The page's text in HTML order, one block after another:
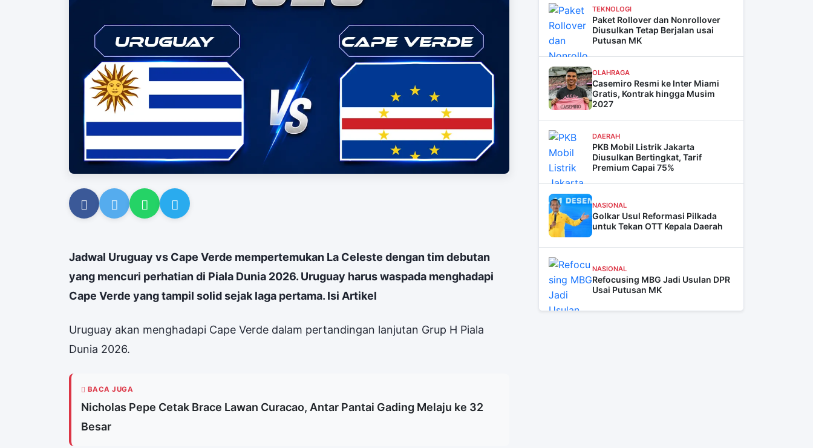
Jadwal Uruguay vs Cape Verde mempertemukan La Celeste dengan tim debutan
yang mencuri perhatian di Piala Dunia 2026. Uruguay harus waspada menghadapi
Cape Verde yang tampil solid sejak laga pertama. Isi Artikel
Uruguay akan menghadapi Cape Verde dalam pertandingan lanjutan Grup H Piala
Dunia 2026.
BACA JUGA
Nicholas Pepe Cetak Brace Lawan Curacao, Antar Pantai Gading Melaju ke 32
Besar
TEKNOLOGI
Paket Rollover dan Nonrollover
Diusulkan Tetap Berjalan usai
Putusan MK
OLAHRAGA
Casemiro Resmi ke Inter Miami
Gratis, Kontrak hingga Musim
2027
DAERAH
PKB Mobil Listrik Jakarta
Diusulkan Bertingkat, Tarif
Premium Capai 75%
NASIONAL
Golkar Usul Reformasi Pilkada
untuk Tekan OTT Kepala Daerah
NASIONAL
Refocusing MBG Jadi Usulan DPR
Usai Putusan MK